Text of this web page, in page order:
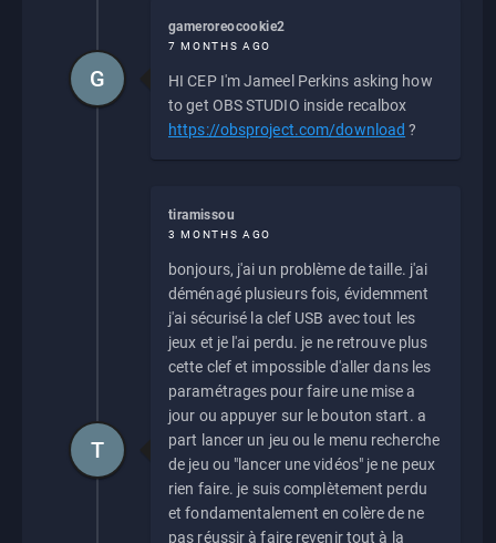
gameroreocookie2
7 MONTHS AGO
HI CEP I'm Jameel Perkins asking how
to get OBS STUDIO inside recalbox
https://obsproject.com/download ?
G
tiramissou
3 MONTHS AGO
bonjours, j'ai un problème de taille. j'ai
déménagé plusieurs fois, évidemment
j'ai sécurisé la clef USB avec tout les
jeux et je l'ai perdu. je ne retrouve plus
cette clef et impossible d'aller dans les
paramétrages pour faire une mise a
jour ou appuyer sur le bouton start. a
part lancer un jeu ou le menu recherche
de jeu ou "lancer une vidéos" je ne peux
rien faire. je suis complètement perdu
et fondamentalement en colère de ne
pas réussir à faire revenir tout à la
T